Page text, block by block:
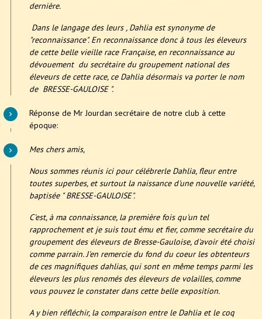
dernière.
Dans le langage des leurs , Dahlia est synonyme de
"reconnaissance". En reconnaissance donc à tous les éleveurs
de cette belle vieille race Française, en reconnaissance au
dévouement du secrétaire du groupement national des
éleveurs de cette race, ce Dahlia désormais va porter le nom
de BRESSE-GAULOISE ".
Réponse de Mr Jourdan secrétaire de notre club à cette
époque:
Mes chers amis,
Nous sommes réunis ici pour célébrerle Dahlia, fleur entre
toutes superbes, et surtout la naissance d'une nouvelle variété,
baptisée " BRESSE-GAULOISE".
C'est, à ma connaissance, la première fois qu'un tel
rapprochement et je suis tout ému et fier, comme secrétaire du
groupement des éleveurs de Bresse-Gauloise, d'avoir été choisi
comme parrain. J'en remercie du fond du coeur les obtenteurs
de ces magnifiques dahlias, qui sont en même temps parmi les
éleveurs les plus renomés des éleveurs de volailles, comme
vous pouvez le constater dans cette belle exposition.
A y bien réfléchir, la comparaison entre le Dahlia et le coq